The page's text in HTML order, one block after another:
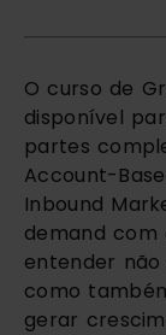
O curso de
disponível
partes
Account-
Inbound
demand com
entender
como
gerar